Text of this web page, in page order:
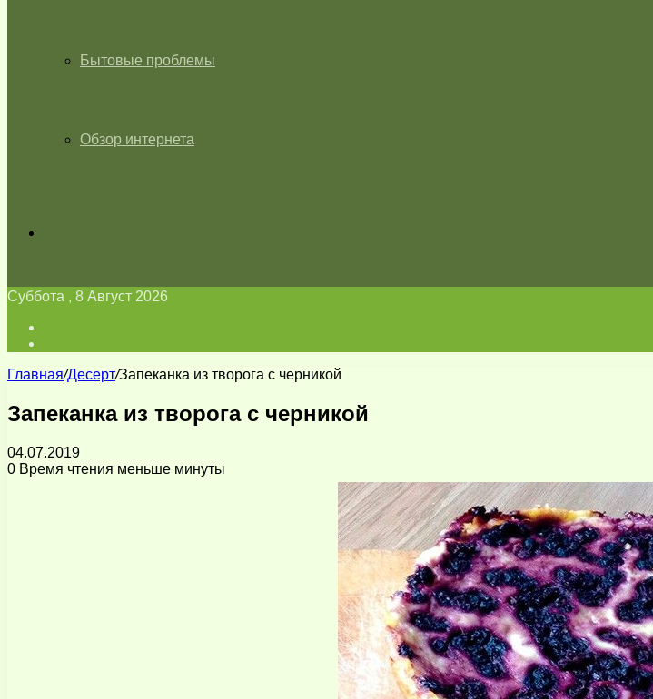
Бытовые проблемы
Обзор интернета
Суббота , 8 Август 2026
Главная/Десерт/Запеканка из творога с черникой
Запеканка из творога с черникой
04.07.2019
0 Время чтения меньше минуты